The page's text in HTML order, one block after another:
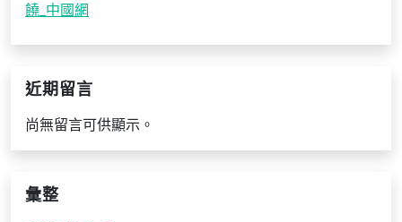
饒_中國網
近期留言
尚無留言可供顯示。
彙整